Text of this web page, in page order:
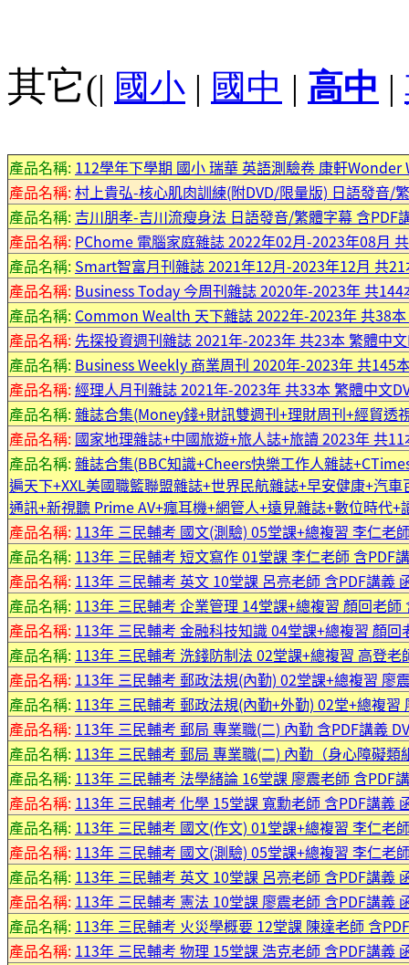
其它(| 國小 | 國中 | 高中 |
產品名稱: 112學年下學期 國小 瑞華 英語測驗卷 康軒
產品名稱:村上貴弘-核心肌肉訓練(附DVD/限量版) 日語發音/
產品名稱: 吉川朋孝-吉川流瘦身法 日語發音/繁體字幕 含PDF
產品名稱: PChome 電腦家庭雜誌 2022年02月-2023年08月
產品名稱: Smart智富月刊雜誌 2021年12月-2023年12月 共21
產品名稱: Business Today 今周刊雜誌 2020年-2023年 共144
產品名稱: Common Wealth 天下雜誌 2022年-2023年 共38本
產品名稱: 先探投資週刊雜誌 2021年-2023年 共23本 繁體中
產品名稱: Business Weekly 商業周刊 2020年-2023年 共145
產品名稱:經理人月刊雜誌 2021年-2023年 共33本 繁體中文
產品名稱:雜誌合集(Money錢+財訊雙週刊+理財周刊+經貿透
產品名稱: 國家地理雜誌+中國旅遊+旅人誌+旅讀 2023年 共
產品名稱:雜誌合集(BBC知識+Cheers快樂工作人雜誌
遍天下+XXL美國職籃聯盟雜誌+世界民航雜誌+早安健康+汽
通訊+新視聽 Prime AV+瘋耳機+網管人+遠見雜誌+數位時代
產品名稱: 113年 三民輔考 國文(測驗) 05堂課+總複習 李仁老
產品名稱: 113年 三民輔考 短文寫作 01堂課 李仁老師 含PDF
產品名稱: 113年 三民輔考 英文 10堂課 呂亮老師 含PDF講義
產品名稱: 113年 三民輔考 企業管理 14堂課+總複習 顏回老師
產品名稱: 113年 三民輔考 金融科技知識 04堂課+總複習 顏回
產品名稱: 113年 三民輔考 洗錢防制法 02堂課+總複習 高登老
產品名稱: 113年 三民輔考 郵政法規(內勤) 02堂課+總複習 廖
產品名稱: 113年 三民輔考 郵政法規(內勤+外勤) 02堂+總複習
產品名稱: 113年 三民輔考 郵局 專業職(二) 內勤 含PDF講義
產品名稱: 113年 三民輔考 郵局 專業職(二) 內勤（身心障礙
產品名稱: 113年 三民輔考 法學緒論 16堂課 廖震老師 含PDF
產品名稱: 113年 三民輔考 化學 15堂課 寬勳老師 含PDF講義
產品名稱: 113年 三民輔考 國文(作文) 01堂課+總複習 李仁老
產品名稱: 113年 三民輔考 國文(測驗) 05堂課+總複習 李仁老
產品名稱: 113年 三民輔考 英文 10堂課 呂亮老師 含PDF講義
產品名稱: 113年 三民輔考 憲法 10堂課 廖震老師 含PDF講義
產品名稱: 113年 三民輔考 火災學概要 12堂課 陳達老師 含
產品名稱: 113年 三民輔考 物理 15堂課 浩克老師 含PDF講義